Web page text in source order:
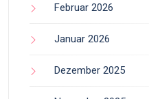
Februar 2026
Januar 2026
Dezember 2025